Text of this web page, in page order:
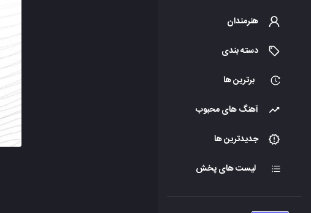
هنرمندان
دسته بندی
برترین ها
آهنگ های محبوب
جدیدترین ها
لیست های پخش